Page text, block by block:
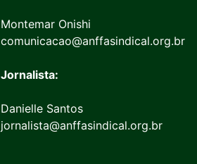
Montemar Onishi
comunicacao@anffasindical.org.br
Jornalista:
Danielle Santos
jornalista@anffasindical.org.br